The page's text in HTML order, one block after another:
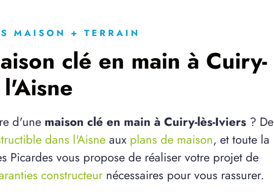
MAISON + TERRAIN
clé en main à Cuiry-
d'une maison clé en main à Cuiry-lès-Iviers ? De
dans l'Aisneaux plans de maison, et toute la
Picardes vous propose de réaliser votre projet de
constructeur nécessaires pour vous rassurer.